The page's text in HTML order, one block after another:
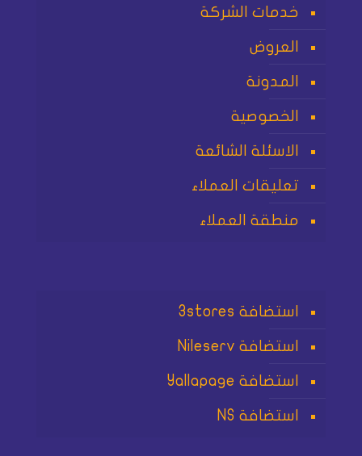
خدمات الشركة
العروض
المدونة
الخصوصية
الاسئلة الشائعة
تعليقات العملاء
منطقة العملاء
استضافة 3stores
استضافة Nileserv
استضافة Yallapage
استضافة NS